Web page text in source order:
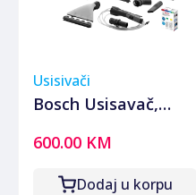
Usisivači
Bosch Usisavač,
suho usisavanje,
ProPerform -
600.00 KM
Dodaj u korpu